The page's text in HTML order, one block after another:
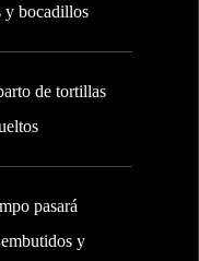
y bocadillos
de tortillas
pasará
y